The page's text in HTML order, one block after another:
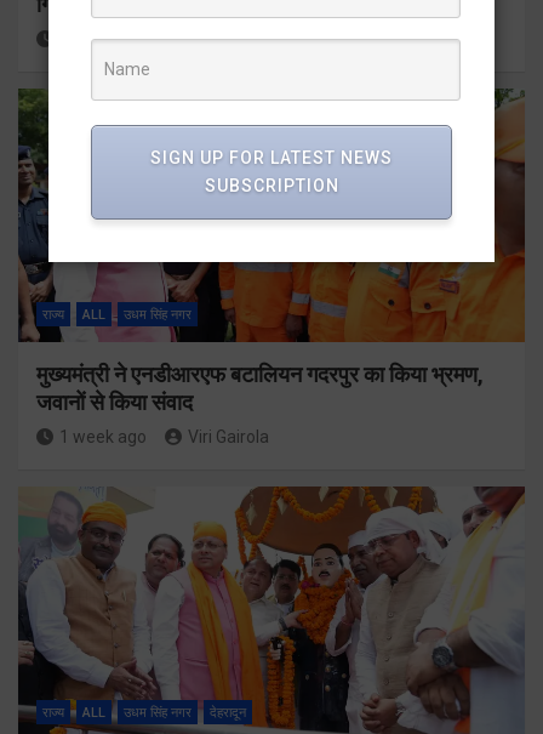
6 days ago Viri Gairola
राज्य ALL उधम सिंह नगर
मुख्यमंत्री ने एनडीआरएफ बटालियन गदरपुर का किया भ्रमण,
जवानों से किया संवाद
1 week ago Viri Gairola
राज्य ALL उधम सिंह नगर देहरादून
SIGN UP FOR LATEST NEWS
SUBSCRIPTION